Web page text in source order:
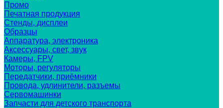
Промо
Печатная продукция
Стенды, дисплеи
Образцы
Аппаратура, электроника
Аксессуары, свет, звук
Камеры, FPV
Моторы, регуляторы
Передатчики, приёмники
Провода, удлинители, разъемы
Сервомашинки
Запчасти для детского транспорта